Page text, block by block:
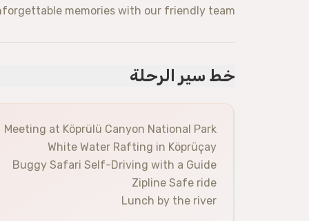
memories with our friendly team.
خط سير الرحلة
Meeting at Köprülü Canyon National Park
White Water Rafting in Köprüçay
Buggy Safari Self-Driving with a Guide
Zipline Safe ride
Lunch by the river